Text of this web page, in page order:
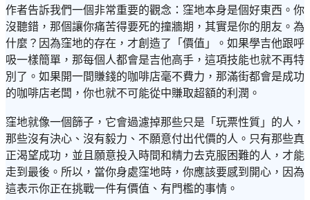
作者告訴我們一個非常重要的觀念：窪地本身是個好東西。你
沒聽錯，那個讓你痛苦得要死的撞牆期，其實是你的朋友。為
什麼？因為窪地的存在，才創造了「價值」。如果學吉他跟呼
吸一樣簡單，那每個人都會是吉他高手，這項技能也就不再特
別了。如果開一間賺錢的咖啡店毫不費力，那滿街都會是成功
的咖啡店老闆，你也就不可能從中賺取超額的利潤。
窪地就像一個篩子，它會過濾掉那些只是「玩票性質」的人，
那些沒有決心、沒有毅力、不願意付出代價的人。只有那些真
正渴望成功，並且願意投入時間和精力去克服困難的人，才能
走到最後。所以，當你身處窪地時，你應該要感到開心，因為
這表示你正在挑戰一件有價值、有門檻的事情。